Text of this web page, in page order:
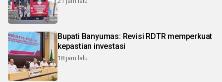
Bupati Banyumas: Revisi RDTR memperkuat
kepastian investasi
18 jam lalu